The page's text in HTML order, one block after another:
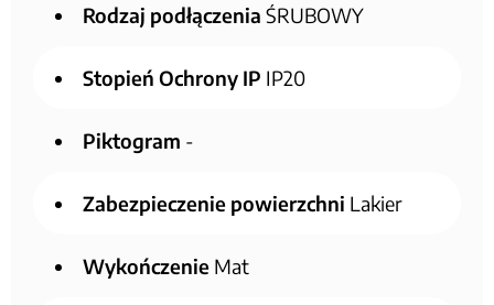
Rodzaj podłączenia ŚRUBOWY
Stopień Ochrony IP IP20
Piktogram -
Zabezpieczenie powierzchni Lakier
Wykończenie Mat